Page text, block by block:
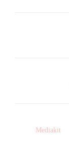
Mediakit